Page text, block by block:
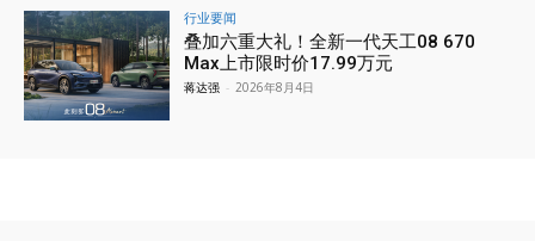
行业要闻
叠加六重大礼！全新一代天工08 670
Max上市限时价17.99万元
蒋达强 - 2026年8月4日